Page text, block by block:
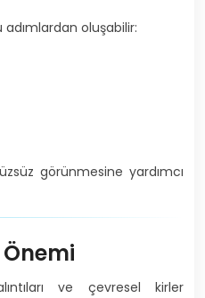
adımlardan oluşabilir:
görünmesine yardımcı
ve çevresel kirler